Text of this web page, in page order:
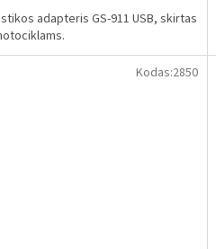
adapteris GS-911 USB, skirtas
Kodas:2850